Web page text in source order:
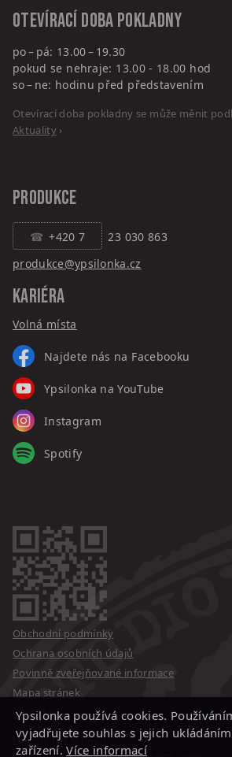
Otevírací doba pokladny
po – pá: 13.00 – 19.30
pokud se nehraje: 13.00 - 18.00 hod
so – ne: hodinu před představením
Otevírací doba pokladny se může měnit
Aktuality›
PRODUKCE
+420 7
23 030 863
produkce@ypsilonka.cz
KARIÉRA
Volná místa
Najdete nás na Facebooku
Ypsilonka na YouTube
Instagram
Spotify
Obchodní podmínky
Ochrana osobních údajů
Povinně zveřejňované informace
Mapa stránek
Kontakty
Design: Jan Schmid
Ypsilonka používá cookies.
vyjadřujete souhlas s jejich
zařízení.Více informací